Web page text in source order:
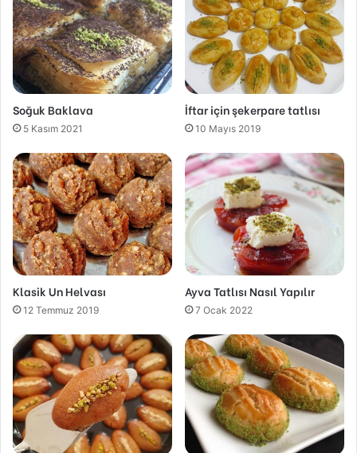
Soğuk Baklava
5 Kasım 2021
İftar için şekerpare tatlısı
10 Mayıs 2019
Klasik Un Helvası
12 Temmuz 2019
Ayva Tatlısı Nasıl Yapılır
7 Ocak 2022